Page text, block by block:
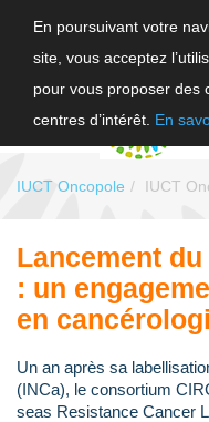
En poursuivant votre
site, vous acceptez
pour vous proposer des
centres d’intérêt. En
IUCT Oncopole IUCT
Lancement
: un
en
Un an après sa
(INCa), le consortium
seas Resistance Cancer